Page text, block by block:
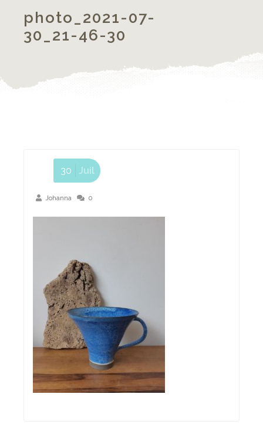
photo_2021-07-
30_21-46-30
Johanna 0
30 Juil